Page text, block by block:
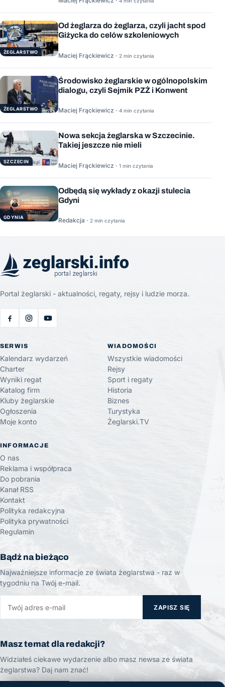
ŻEGLARSTWO
Od żeglarza do żeglarza, czyli jacht spod
Giżycka do celów szkoleniowych
Maciej Frąckiewicz · 2 min czytania
ŻEGLARSTWO
Środowisko żeglarskie w ogólnopolskim
dialogu, czyli Sejmik PZŻ i Konwent
Maciej Frąckiewicz · 4 min czytania
SZCZECIN
Nowa sekcja żeglarska w Szczecinie.
Takiej jeszcze nie mieli
Maciej Frąckiewicz · 1 min czytania
GDYNIA
Odbędą się wykłady z okazji stulecia
Gdyni
Redakcja · 2 min czytania
Portal żeglarski - aktualności, regaty, rejsy i ludzie morza.
SERWIS
Kalendarz wydarzeń
Charter
Wyniki regat
Katalog firm
Kluby żeglarskie
Ogłoszenia
Moje konto
WIADOMOŚCI
Wszystkie wiadomości
Rejsy
Sport i regaty
Historia
Biznes
Turystyka
Żeglarski.TV
INFORMACJE
O nas
Reklama i współpraca
Do pobrania
Kanał RSS
Kontakt
Polityka redakcyjna
Polityka prywatności
Regulamin
Bądź na bieżąco
Najważniejsze informacje ze świata żeglarstwa - raz w
tygodniu na Twój e-mail.
ZAPISZ SIĘ
Masz temat dla redakcji?
Widziałeś ciekawe wydarzenie albo masz newsa ze świata
żeglarstwa? Daj nam znać!